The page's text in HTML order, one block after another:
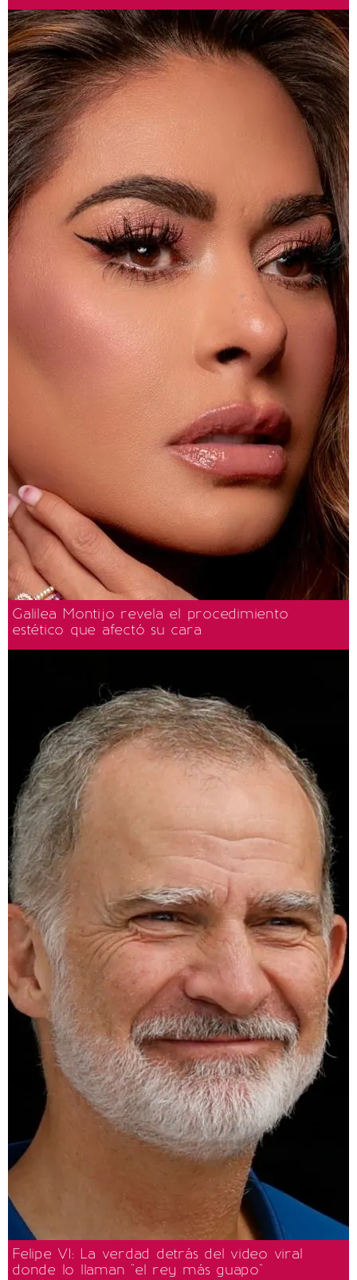
Galilea Montijo revela el procedimiento
estético que afectó su cara
Felipe VI: La verdad detrás del video viral
donde lo llaman "el rey más guapo"